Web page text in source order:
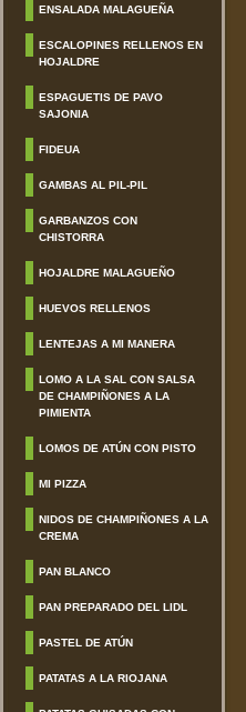
ENSALADA MALAGUEÑA
ESCALOPINES RELLENOS EN
HOJALDRE
ESPAGUETIS DE PAVO
SAJONIA
FIDEUA
GAMBAS AL PIL-PIL
GARBANZOS CON
CHISTORRA
HOJALDRE MALAGUEÑO
HUEVOS RELLENOS
LENTEJAS A MI MANERA
LOMO A LA SAL CON SALSA
DE CHAMPIÑONES A LA
PIMIENTA
LOMOS DE ATÚN CON PISTO
MI PIZZA
NIDOS DE CHAMPIÑONES A LA
CREMA
PAN BLANCO
PAN PREPARADO DEL LIDL
PASTEL DE ATÚN
PATATAS A LA RIOJANA